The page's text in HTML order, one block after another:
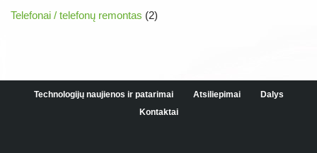
Telefonai / telefonų remontas (2)
Technologijų naujienos ir patarimai Atsiliepimai
Dalys
Kontaktai